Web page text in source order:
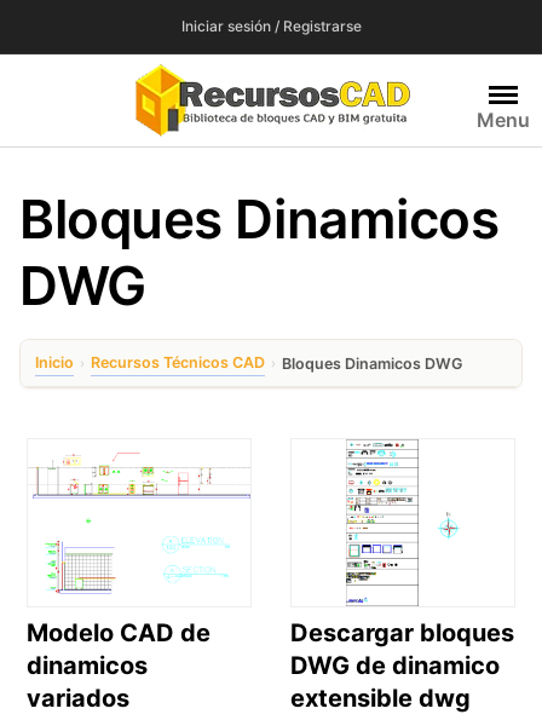
Iniciar sesión / Registrarse
Menu
Bloques Dinamicos
DWG
Inicio › Recursos Técnicos CAD › Bloques Dinamicos DWG
Modelo CAD de
dinamicos
variados
Descargar bloques
DWG de dinamico
extensible dwg